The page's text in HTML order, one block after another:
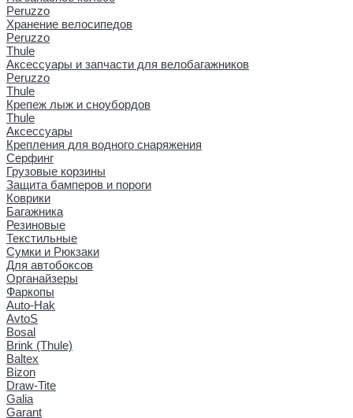
Peruzzo
Хранение велосипедов
Peruzzo
Thule
Аксессуары и запчасти для велобагажников
Peruzzo
Thule
Крепеж лыж и сноубордов
Thule
Аксессуары
Крепления для водного снаряжения
Серфинг
Грузовые корзины
Защита бамперов и пороги
Коврики
Багажника
Резиновые
Текстильные
Сумки и Рюкзаки
Для автобоксов
Органайзеры
Фаркопы
Auto-Hak
AvtoS
Bosal
Brink (Thule)
Baltex
Bizon
Draw-Tite
Galia
Garant